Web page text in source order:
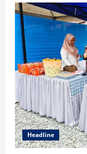
Headline